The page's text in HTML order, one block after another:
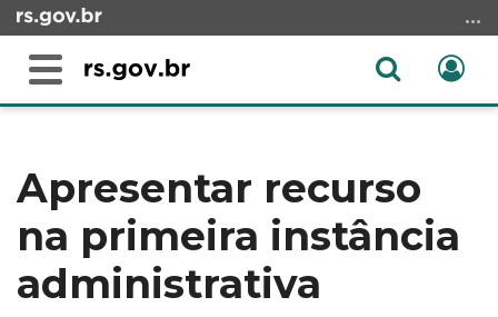
para
conteúdo
menu
para
busca
Alterna
Abrir
conteúdo
Apresentar recurso
na primeira instância
administrativa